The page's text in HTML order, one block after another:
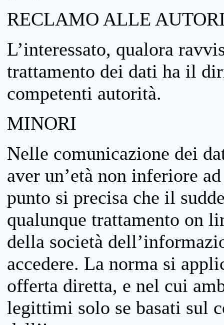
RECLAMO ALLE
L’interessato, qualora
trattamento dei dati ha il
competenti autorità.
MINORI
Nelle comunicazione dei
aver un’età non inferiore
punto si precisa che il
qualunque trattamento on
della società
accedere. La norma si
offerta diretta, e nel cui
legittimi solo se basati sul